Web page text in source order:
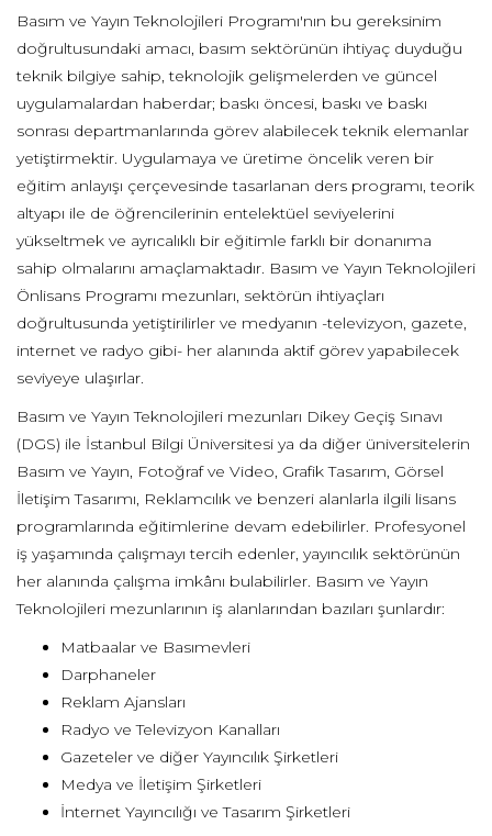
Basım ve Yayın Teknolojileri Programı'nın bu gereksinim
doğrultusundaki amacı, basım sektörünün ihtiyaç duyduğu
teknik bilgiye sahip, teknolojik gelişmelerden ve güncel
uygulamalardan haberdar; baskı öncesi, baskı ve baskı
sonrası departmanlarında görev alabilecek teknik elemanlar
yetiştirmektir. Uygulamaya ve üretime öncelik veren bir
eğitim anlayışı çerçevesinde tasarlanan ders programı, teorik
altyapı ile de öğrencilerinin entelektüel seviyelerini
yükseltmek ve ayrıcalıklı bir eğitimle farklı bir donanıma
sahip olmalarını amaçlamaktadır. Basım ve Yayın Teknolojileri
Önlisans Programı mezunları, sektörün ihtiyaçları
doğrultusunda yetiştirilirler ve medyanın -televizyon, gazete,
internet ve radyo gibi- her alanında aktif görev yapabilecek
seviyeye ulaşırlar.
Basım ve Yayın Teknolojileri mezunları Dikey Geçiş Sınavı
(DGS) ile İstanbul Bilgi Üniversitesi ya da diğer üniversitelerin
Basım ve Yayın, Fotoğraf ve Video, Grafik Tasarım, Görsel
İletişim Tasarımı, Reklamcılık ve benzeri alanlarla ilgili lisans
programlarında eğitimlerine devam edebilirler. Profesyonel
iş yaşamında çalışmayı tercih edenler, yayıncılık sektörünün
her alanında çalışma imkânı bulabilirler. Basım ve Yayın
Teknolojileri mezunlarının iş alanlarından bazıları şunlardır:
Matbaalar ve Basımevleri
Darphaneler
Reklam Ajansları
Radyo ve Televizyon Kanalları
Gazeteler ve diğer Yayıncılık Şirketleri
Medya ve İletişim Şirketleri
İnternet Yayıncılığı ve Tasarım Şirketleri